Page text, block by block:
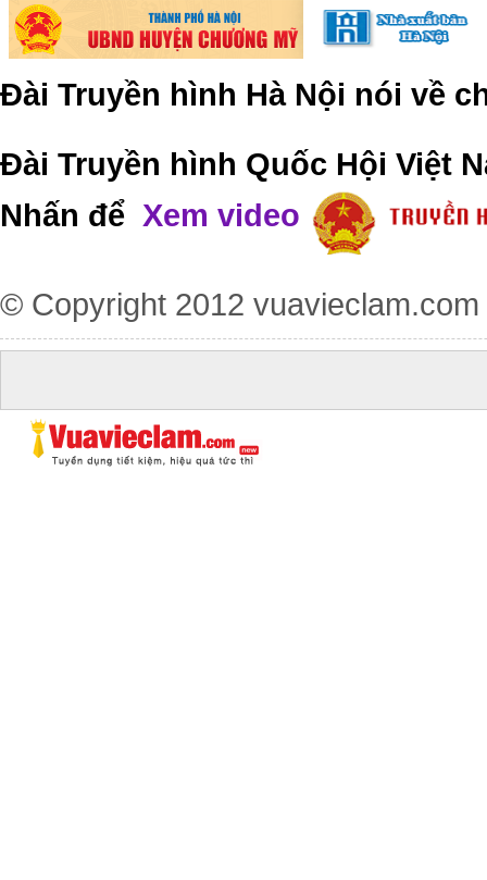
Đài Truyền hình Hà Nội nói về
Đài Truyền hình Quốc Hội Việt
Nhấn để Xem video
© Copyright 2012 vuavieclam.com